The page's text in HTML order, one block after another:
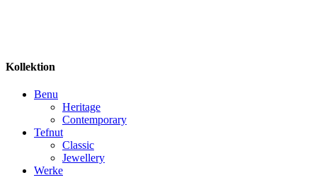
Kollektion
Benu
Heritage
Contemporary
Tefnut
Classic
Jewellery
Werke